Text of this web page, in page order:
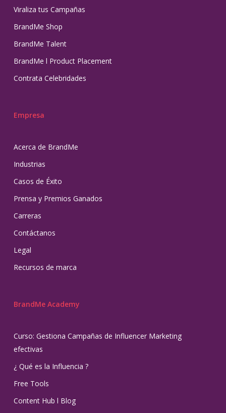
Viraliza tus Campañas
BrandMe Shop
BrandMe Talent
BrandMe l Product Placement
Contrata Celebridades
Empresa
Acerca de BrandMe
Industrias
Casos de Éxito
Prensa y Premios Ganados
Carreras
Contáctanos
Legal
Recursos de marca
BrandMe Academy
Curso: Gestiona Campañas de Influencer Marketing
efectivas
¿ Qué es la Influencia ?
Free Tools
Content Hub l Blog